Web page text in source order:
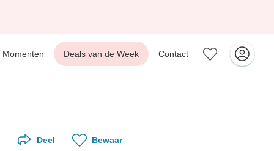
Momenten Deals van de Week Contact
Deel Bewaar